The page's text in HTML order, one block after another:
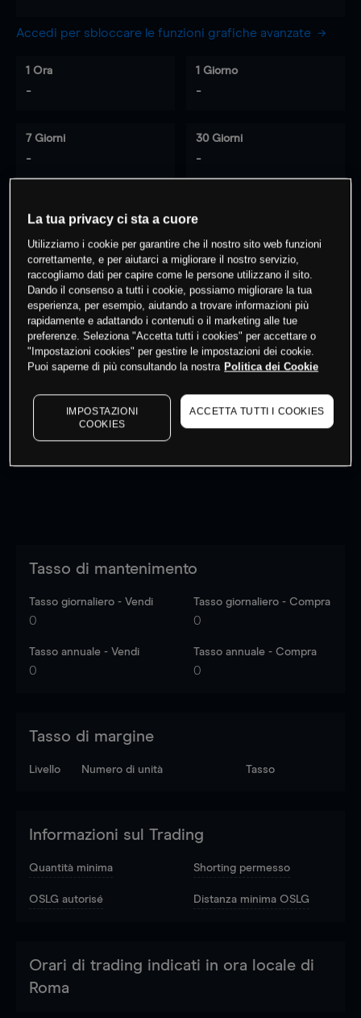
Accedi per sbloccare le funzioni grafiche avanzate
1 Ora
-
1 Giorno
-
7 Giorni
-
30 Giorni
-
0 % dei clienti hanno posizioni
questo prodotto
Fai trading
I prezzi sono solo indicativi. Accediper vedere gli ultimi
dati di mercato
to see latest market data
Tasso di mantenimento
Tasso giornaliero - Vendi
0
Tasso giornaliero - Compra
0
Tasso annuale - Vendi
0
Tasso annuale - Compra
0
Tasso di margine
Livello Numero di unità Tasso
Informazioni sul Trading
Quantità minima Shorting permesso
OSLG autorisé Distanza minima OSLG
Orari di trading indicati in ora locale di
Roma
La tua privacy ci sta a cuore
Utilizziamo i cookie per garantire che il nostro sito web funzioni
correttamente, e per aiutarci a migliorare il nostro servizio,
raccogliamo dati per capire come le persone utilizzano il sito.
Dando il consenso a tutti i cookie, possiamo migliorare la tua
esperienza, per esempio, aiutando a trovare informazioni più
rapidamente e adattando i contenuti o il marketing alle tue
preferenze. Seleziona "Accetta tutti i cookies" per accettare o
"Impostazioni cookies" per gestire le impostazioni dei cookie.
Puoi saperne di più consultando la nostra Politica dei Cookie
IMPOSTAZIONI
COOKIES
ACCETTA TUTTI I COOKIES